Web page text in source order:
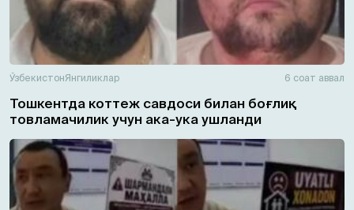
ЎзбекистонЯнгиликлар 6 соат аввал
Тошкентда коттеж савдоси билан боғлиқ
товламачилик учун ака-ука ушланди